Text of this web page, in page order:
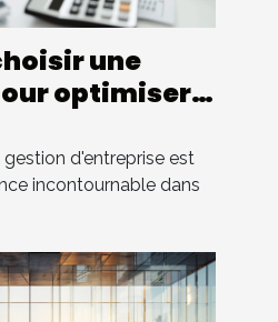
une
optimiser
d'entreprise est
incontournable dans